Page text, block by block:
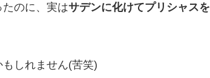
のに、実はサデンに化けてプリシャスを
しれません(苦笑)